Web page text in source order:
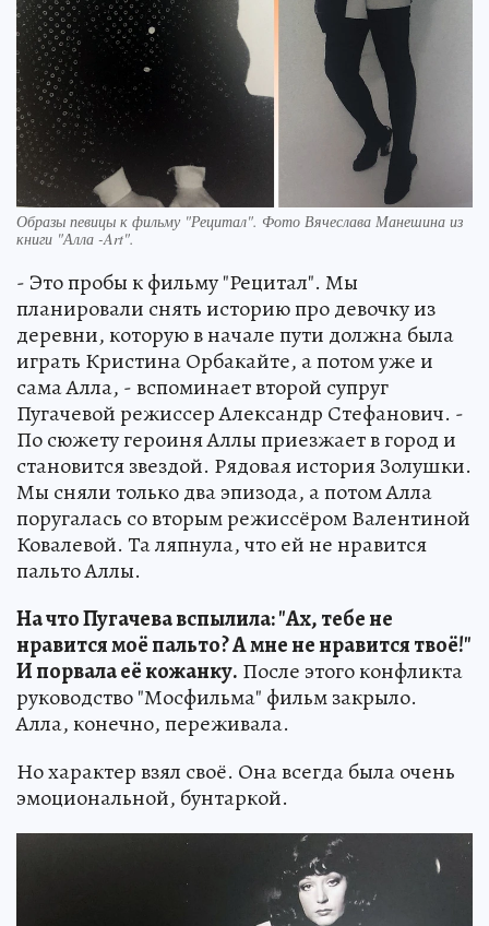
Образы певицы к фильму "Рецитал". Фото Вячеслава Манешина из
книги "Алла -Art".
- Это пробы к фильму "Рецитал". Мы
планировали снять историю про девочку из
деревни, которую в начале пути должна была
играть Кристина Орбакайте, а потом уже и
сама Алла, - вспоминает второй супруг
Пугачевой режиссер Александр Стефанович. -
По сюжету героиня Аллы приезжает в город и
становится звездой. Рядовая история Золушки.
Мы сняли только два эпизода, а потом Алла
поругалась со вторым режиссёром Валентиной
Ковалевой. Та ляпнула, что ей не нравится
пальто Аллы.
На что Пугачева вспылила: "Ах, тебе не
нравится моё пальто? А мне не нравится твоё!"
И порвала её кожанку. После этого конфликта
руководство "Мосфильма" фильм закрыло.
Алла, конечно, переживала.
Но характер взял своё. Она всегда была очень
эмоциональной, бунтаркой.